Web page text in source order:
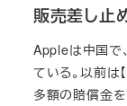
販売差し止
Appleは中国で
ている。以前は
多額の賠償金を